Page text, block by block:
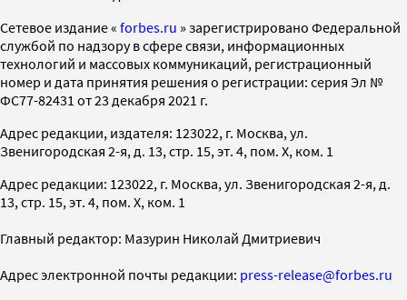
Cетевое издание « forbes.ru » зарегистрировано Федеральной
службой по надзору в сфере связи, информационных
технологий и массовых коммуникаций, регистрационный
номер и дата принятия решения о регистрации: серия Эл №
ФС77-82431 от 23 декабря 2021 г.
Адрес редакции, издателя: 123022, г. Москва, ул.
Звенигородская 2-я, д. 13, стр. 15, эт. 4, пом. X, ком. 1
Адрес редакции: 123022, г. Москва, ул. Звенигородская 2-я, д.
13, стр. 15, эт. 4, пом. X, ком. 1
Главный редактор: Мазурин Николай Дмитриевич
Адрес электронной почты редакции: press-release@forbes.ru